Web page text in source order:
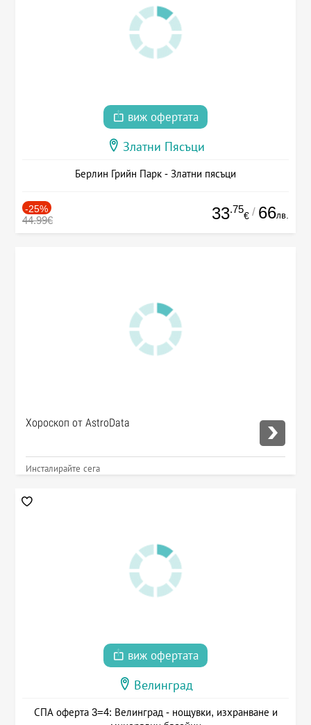
виж офертата
Златни Пясъци
Берлин Грийн Парк - Златни пясъци
-25%
44.99€ 33.75
€ / 66лв.
Хороскоп от AstroData
Инсталирайте сега
виж офертата
Велинград
СПА оферта 3=4: Велинград - нощувки, изхранване и